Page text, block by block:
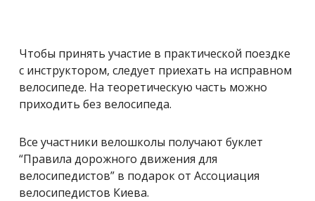
Чтобы принять участие в практической поездке
с инструктором, следует приехать на исправном
велосипеде. На теоретическую часть можно
приходить без велосипеда.
Все участники велошколы получают буклет
“Правила дорожного движения для
велосипедистов” в подарок от Ассоциация
велосипедистов Киева.